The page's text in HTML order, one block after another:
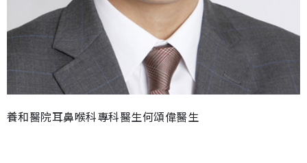
養和醫院耳鼻喉科專科醫生何頌偉醫生